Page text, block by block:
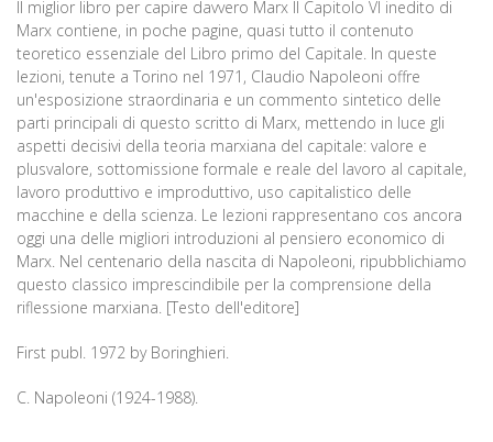
Il miglior libro per capire davvero Marx Il Capitolo VI inedito di
Marx contiene, in poche pagine, quasi tutto il contenuto
teoretico essenziale del Libro primo del Capitale. In queste
lezioni, tenute a Torino nel 1971, Claudio Napoleoni offre
un'esposizione straordinaria e un commento sintetico delle
parti principali di questo scritto di Marx, mettendo in luce gli
aspetti decisivi della teoria marxiana del capitale: valore e
plusvalore, sottomissione formale e reale del lavoro al capitale,
lavoro produttivo e improduttivo, uso capitalistico delle
macchine e della scienza. Le lezioni rappresentano cos ancora
oggi una delle migliori introduzioni al pensiero economico di
Marx. Nel centenario della nascita di Napoleoni, ripubblichiamo
questo classico imprescindibile per la comprensione della
riflessione marxiana. [Testo dell'editore]
First publ. 1972 by Boringhieri.
C. Napoleoni (1924-1988).